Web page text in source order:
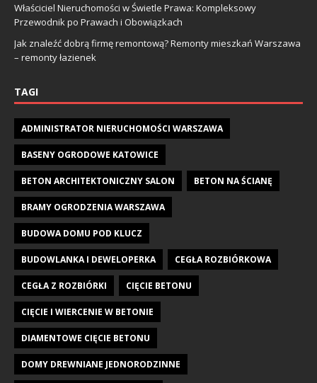
Właściciel Nieruchomości w Świetle Prawa: Kompleksowy
Przewodnik po Prawach i Obowiązkach
Jak znaleźć dobrą firmę remontową? Remonty mieszkań Warszawa
– remonty łazienek
TAGI
ADMINISTRATOR NIERUCHOMOŚCI WARSZAWA
BASENY OGRODOWE KATOWICE
BETON ARCHITEKTONICZNY SALON BETON NA ŚCIANĘ
BRAMY OGRODZENIA WARSZAWA
BUDOWA DOMU POD KLUCZ
BUDOWLANKA I DEWELOPERKA CEGŁA ROZBIÓRKOWA
CEGŁA Z ROZBIÓRKI CIĘCIE BETONU
CIĘCIE I WIERCENIE W BETONIE
DIAMENTOWE CIĘCIE BETONU
DOMY DREWNIANE JEDNORODZINNE